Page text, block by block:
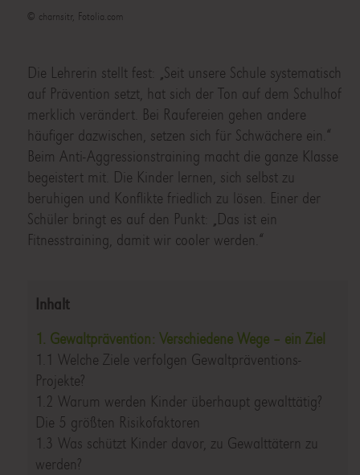
© charnsitr, Fotolia.com
Die Lehrerin stellt fest: „Seit unsere Schule systematisch
auf Prävention setzt, hat sich der Ton auf dem Schulhof
merklich verändert. Bei Raufereien gehen andere
häufiger dazwischen, setzen sich für Schwächere ein.“
Beim Anti-Aggressionstraining macht die ganze Klasse
begeistert mit. Die Kinder lernen, sich selbst zu
beruhigen und Konflikte friedlich zu lösen. Einer der
Schüler bringt es auf den Punkt: „Das ist ein
Fitnesstraining, damit wir cooler werden.“
Inhalt
1. Gewaltprävention: Verschiedene Wege – ein Ziel
1.1 Welche Ziele verfolgen Gewaltpräventions-
Projekte?
1.2 Warum werden Kinder überhaupt gewalttätig?
Die 5 größten Risikofaktoren
1.3 Was schützt Kinder davor, zu Gewalttätern zu
werden?